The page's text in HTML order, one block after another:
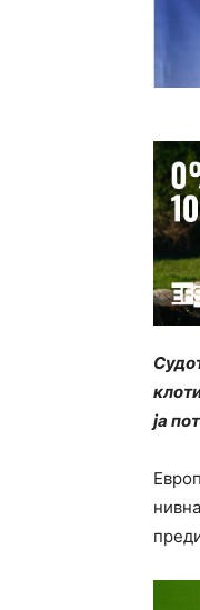
ја